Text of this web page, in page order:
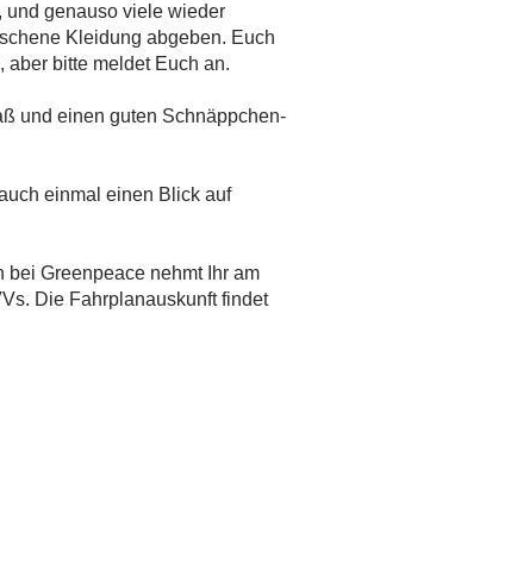
und genauso viele wieder
Kleidung abgeben. Euch
aber bitte meldet Euch an.
und einen guten Schnäppchen-
einmal einen Blick auf
Greenpeace nehmt Ihr am
Die Fahrplanauskunft findet